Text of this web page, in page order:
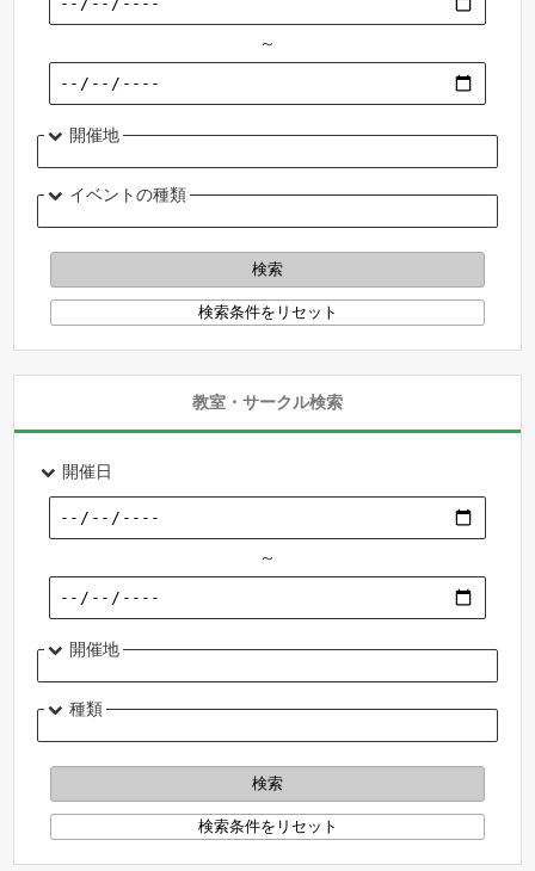
～
開催地
イベントの種類
教室・サークル検索
開催日
～
開催地
種類